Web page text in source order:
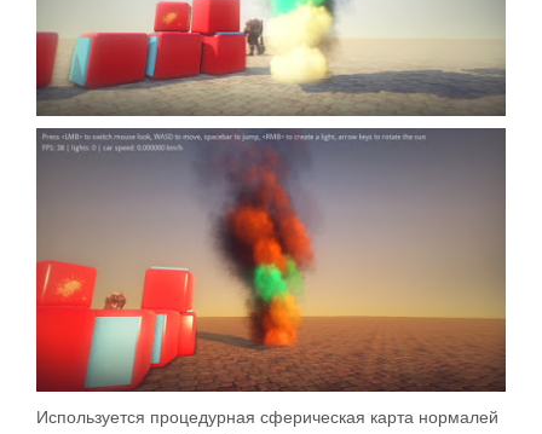
Используется процедурная сферическая карта нормалей